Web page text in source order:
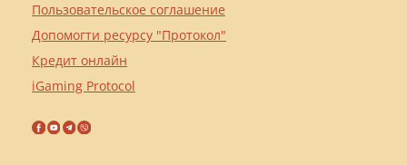
Пользовательское соглашение
Допомогти ресурсу "Протокол"
Кредит онлайн
iGaming Protocol